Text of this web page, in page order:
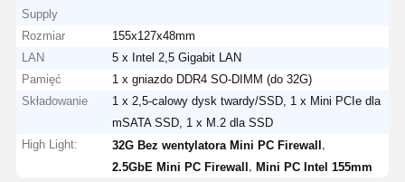
Supply
Rozmiar
155x127x48mm
LAN
5 x Intel 2,5 Gigabit LAN
Pamięć
1 x gniazdo DDR4 SO-DIMM (do 32G)
Składowanie
1 x 2,5-calowy dysk twardy/SSD, 1 x Mini PCIe dla
mSATA SSD, 1 x M.2 dla SSD
High Light:
32G Bez wentylatora Mini PC Firewall
2.5GbE Mini PC Firewall
,Mini PC Intel 155mm